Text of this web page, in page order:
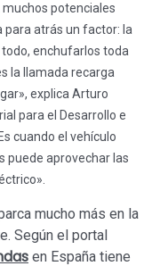
potenciales
para atrás un factor: la
enchufarlos toda
la llamada recarga
explica Arturo
para el Desarrollo e
cuando el vehículo
puede aprovechar las
mucho más en la
Según el portal
en España tiene